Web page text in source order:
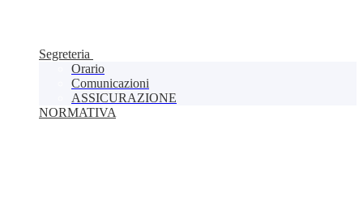
Segreteria
Orario
Comunicazioni
ASSICURAZIONE
NORMATIVA